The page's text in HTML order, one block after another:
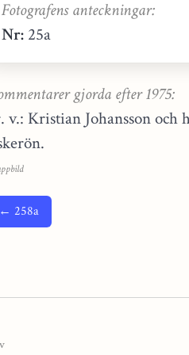
Fotografens anteckningar:
Nr: 25a
gjorda efter 1975:
v.: Kristian Johansson och
← 258a